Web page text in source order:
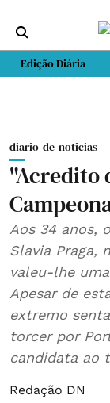
Edição Diária
diario-de-noticias
"Acredito
Aos 34 anos,
Slavia Praga,
valeu-lhe
Apesar de
extremo
torcer por
candidata ao
Redação DN